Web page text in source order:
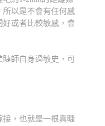
所以是不會有任何感
好或者比較敏感，會
師自身過敏史，可
接，也就是一根真睫